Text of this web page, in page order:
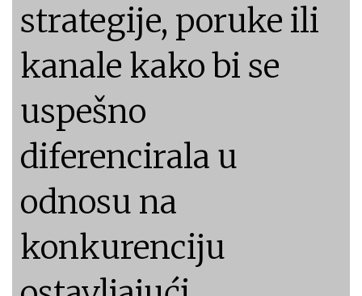
strategije, poruke ili
kanale kako bi se
uspešno
diferencirala u
odnosu na
konkurenciju